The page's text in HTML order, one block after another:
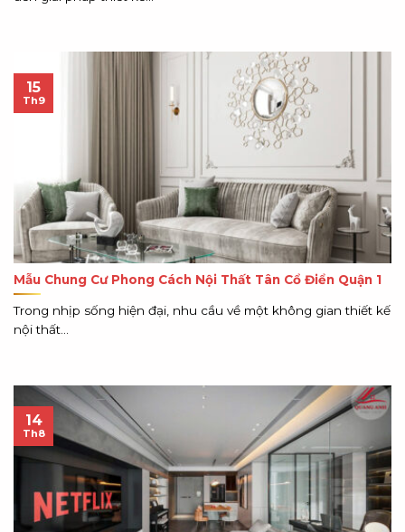
Mẫu Chung Cư Phong Cách Nội Thất Tân Cổ Điển Quận 1
Trong nhịp sống hiện đại, nhu cầu về một không gian thiết kế
nội thất...
15
Th9
14
Th8